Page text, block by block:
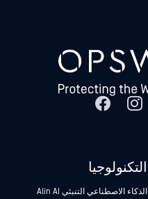
التكنولوجيا
الذكاء الاصطناعي التنبئي Alin AI